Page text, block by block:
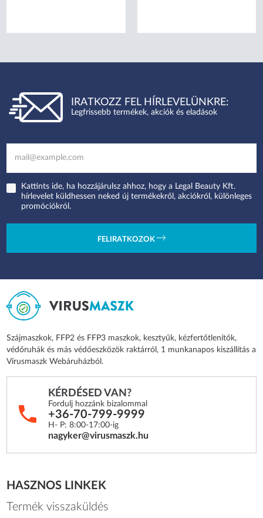
IRATKOZZ FEL HÍRLEVELÜNKRE:
Legfrissebb termékek, akciók és eladások
Kattints ide, ha hozzájárulsz ahhoz, hogy a Legal Beauty Kft.
hírlevelet küldhessen neked új termékekről, akciókról, különleges
promóciókról.
FELIRATKOZOK
Szájmaszkok, FFP2 és FFP3 maszkok, kesztyűk, kézfertőtlenítők,
védőruhák és más védőeszközök raktárról, 1 munkanapos kiszállítás a
Vírusmaszk Webáruházból.
KÉRDÉSED VAN?
Fordulj hozzánk bizalommal
+36-70-799-9999
H- P: 8:00-17:00-ig
nagyker@virusmaszk.hu
HASZNOS LINKEK
Termék visszaküldés